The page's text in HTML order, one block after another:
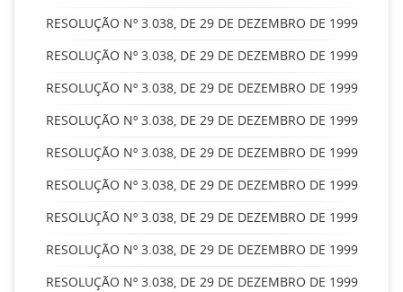
RESOLUÇÃO Nº 3.038, DE 29 DE DEZEMBRO DE 1999
RESOLUÇÃO Nº 3.038, DE 29 DE DEZEMBRO DE 1999
RESOLUÇÃO Nº 3.038, DE 29 DE DEZEMBRO DE 1999
RESOLUÇÃO Nº 3.038, DE 29 DE DEZEMBRO DE 1999
RESOLUÇÃO Nº 3.038, DE 29 DE DEZEMBRO DE 1999
RESOLUÇÃO Nº 3.038, DE 29 DE DEZEMBRO DE 1999
RESOLUÇÃO Nº 3.038, DE 29 DE DEZEMBRO DE 1999
RESOLUÇÃO Nº 3.038, DE 29 DE DEZEMBRO DE 1999
RESOLUÇÃO Nº 3.038, DE 29 DE DEZEMBRO DE 1999